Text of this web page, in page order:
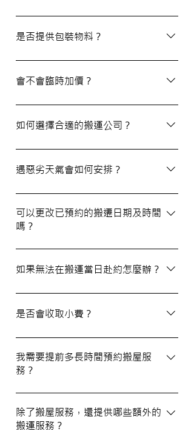
壹家壹搬運專家的服務覆蓋港九及新界，無
論是一般搬屋服務還是商務搬遷，我們都能
是否提供包裝物料？
是的，我們會為客戶提供包裝物料。如有需
要，請隨時與我們的客戶服務員查詢。
會不會臨時加價？
我們的報價透明，會根據您提供的物品清單
提供合理預算，絕無隱藏費用。除非搬運當
約定的費用。
如何選擇合適的搬運公司？
選擇一間合適的搬運公司非常重要，建議您
選擇經驗豐富、提供專業服務且預算合理的
擇！
遇惡劣天氣會如何安排？
如搬屋當日遇上惡劣天氣，我們會提前與您
聯絡並安排改期。具體安排如下： 黑色暴
雨或八號熱帶氣旋警告於早上十時前發出：
我們會即時更新安排。 工作時間內解除警
可以更改已預約的搬遷日期及時間
嗎？
如果需要更改或取消已預約的搬運服務，請
在預定搬運日期前至少兩個工作日的下午三
50%作為行政費。
如果無法在搬運當日赴約怎麼辦？
若您無法在搬運當日赴約，請至少提前兩個
工作日的下午三時通知我們，否則我們將有
是否會收取小費？
我們不會向客戶索取小費，但客戶可自願性
地為搬運團隊作獎賞，以表達對我們服務的
滿意。
我需要提前多長時間預約搬屋服
務？
我們建議您在搬屋前一至三星期預約搬運日
期及時間，特別是在熱門的週末，以確保我
們能為您安排妥當的服務。
除了搬屋服務，還提供哪些額外的
搬運服務？